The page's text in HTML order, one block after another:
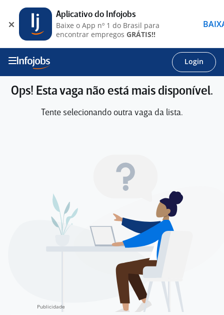
Login
Ops! Esta vaga não está mais disponível.
Tente selecionando outra vaga da lista.
Aplicativo do Infojobs
Baixe o App nº 1 do Brasil para
encontrar empregos GRÁTIS!!